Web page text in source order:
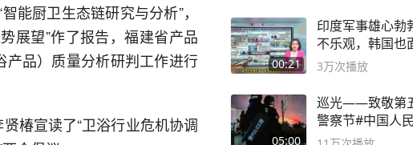
能厨卫生态链研究与分析”，
展望”作了报告，福建省产品
品）质量分析研判工作进行
椿宣读了“卫浴行业危机协调
00:21
印度军事雄心勃
不乐观，韩国也
风险
3万次播放
05:00
巡光——致敬第
警察节#中国人
音小助手